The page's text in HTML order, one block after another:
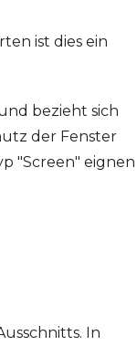
ist dies ein
bezieht sich
der Fenster
"Screen" eignen
In